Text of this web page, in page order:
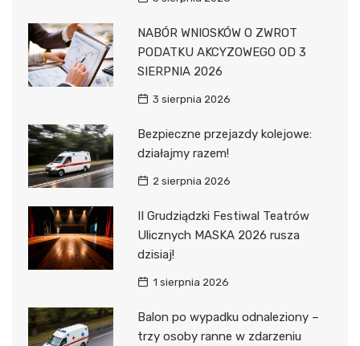
NABÓR WNIOSKÓW O ZWROT
PODATKU AKCYZOWEGO OD 3
SIERPNIA 2026
3 sierpnia 2026
Bezpieczne przejazdy kolejowe:
działajmy razem!
2 sierpnia 2026
II Grudziądzki Festiwal Teatrów
Ulicznych MASKA 2026 rusza
dzisiaj!
1 sierpnia 2026
Balon po wypadku odnaleziony –
trzy osoby ranne w zdarzeniu